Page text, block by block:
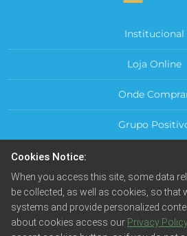
Institucional
Loja Online
Onde
Grupo
Central do
Cookies Notice:
When you access this site, some data
be collected, as well as cookies, so that
systems and provide personalized
about cookies access our Privacy Policy